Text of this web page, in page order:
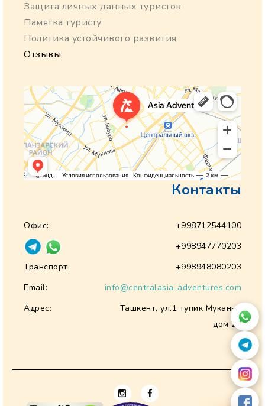
Защита личных данных туристов
Памятка туристу
Политика устойчивого развития
Отзывы
Контакты
Офис:
+998712544100
+998947770203
Транспорт:
+998948080203
Email:
info@centralasia-adventures.com
Адрес:
Ташкент, ул.1 тупик Муканна
дом 28